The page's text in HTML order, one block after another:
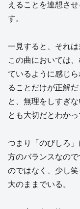
えることを連想さ
す。
一見すると、それは
この曲においては
ているように感じ
ることだけが正解
と、無理をしすぎ
とも大切だとわかっ
つまり「のびしろ
方のバランスなの
のではなく、少し
大のままでいる。